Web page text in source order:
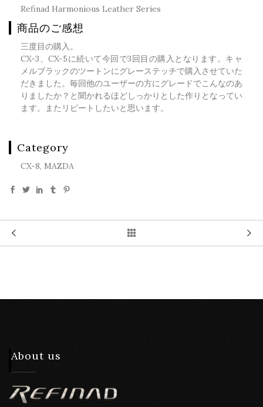
Refinad Harmonious Leather Series
商品のご感想
三度目の購入。
CX-3、CX-5に続いて今回で3回目の購入となります。キャ
メルブラックのツートンにグレーステッチで購入させていた
だきました。毎回他のユーザーの方にグレードでこんなのあ
りましたか？と聞かれるほどしっかりとした作りとなってい
ます。またリピートしたいと思います。
Category
CX-8, MAZDA
About us